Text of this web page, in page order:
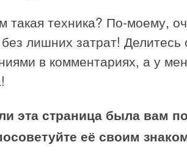
такая техника? По-моему,
лишних затрат! Делитесь
в комментариях, а у
эта страница была вам
её своим